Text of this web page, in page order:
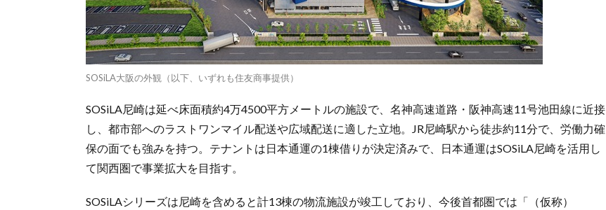
SOSiLA大阪の外観（以下、いずれも住友商事提供）
SOSiLA尼崎は延べ床面積約4万4500平方メートルの施設で、名神高速道路・阪神高速11号池田線に近接
し、都市部へのラストワンマイル配送や広域配送に適した立地。JR尼崎駅から徒歩約11分で、労働力確
保の面でも強みを持つ。テナントは日本通運の1棟借りが決定済みで、日本通運はSOSiLA尼崎を活用し
て関西圏で事業拡大を目指す。
SOSiLAシリーズは尼崎を含めると計13棟の物流施設が竣工しており、今後首都圏では「（仮称）